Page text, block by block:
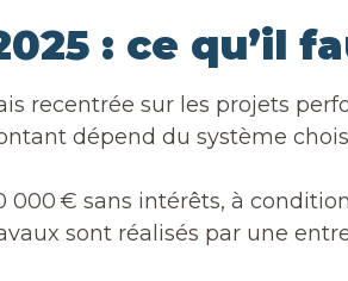
: ce qu’il
recentrée sur les projets
dépend du système
000 € sans intérêts, à
sont réalisés par une